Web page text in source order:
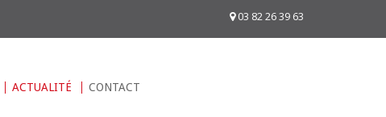
03 82 26 39 63
ACTUALITÉ CONTACT